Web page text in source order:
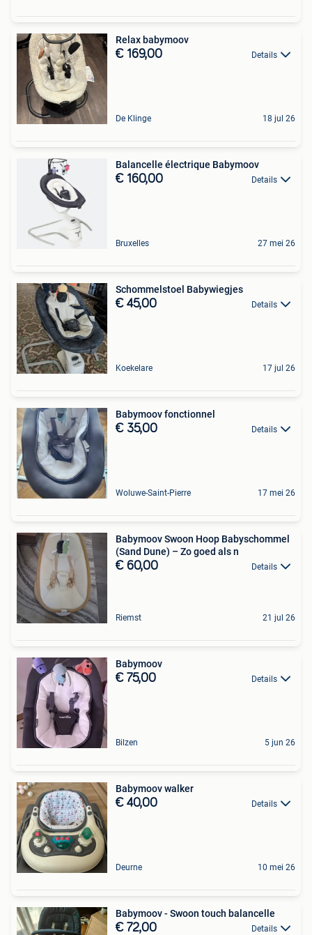
Relax babymoov
€ 169,00 Details
De Klinge 18 jul 26
Balancelle électrique Babymoov
€ 160,00 Details
Bruxelles 27 mei 26
Schommelstoel Babywiegjes
€ 45,00 Details
Koekelare 17 jul 26
Babymoov fonctionnel
€ 35,00 Details
Woluwe-Saint-Pierre 17 mei 26
Babymoov Swoon Hoop Babyschommel
(Sand Dune) – Zo goed als n
€ 60,00 Details
Riemst 21 jul 26
Babymoov
€ 75,00 Details
Bilzen 5 jun 26
Babymoov walker
€ 40,00 Details
Deurne 10 mei 26
Babymoov - Swoon touch balancelle
€ 72,00 Details